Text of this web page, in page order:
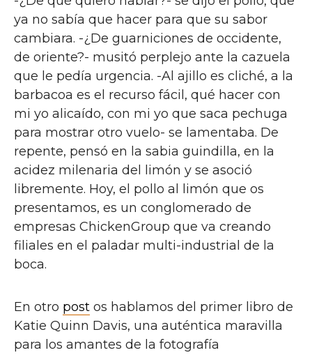
ya no sabía que hacer para que su sabor
cambiara. -¿De guarniciones de occidente,
de oriente?- musitó perplejo ante la cazuela
que le pedía urgencia. -Al ajillo es cliché, a la
barbacoa es el recurso fácil, qué hacer con
mi yo alicaído, con mi yo que saca pechuga
para mostrar otro vuelo- se lamentaba. De
repente, pensó en la sabia guindilla, en la
acidez milenaria del limón y se asoció
libremente. Hoy, el pollo al limón que os
presentamos, es un conglomerado de
empresas ChickenGroup que va creando
filiales en el paladar multi-industrial de la
boca.
En otro post os hablamos del primer libro de
Katie Quinn Davis, una auténtica maravilla
para los amantes de la fotografía